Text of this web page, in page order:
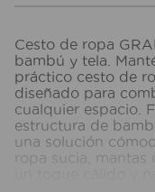
Cesto de ropa
bambú y tela.
práctico cesto de
diseñado para
cualquier espacio.
estructura de
una solución
ropa sucia,